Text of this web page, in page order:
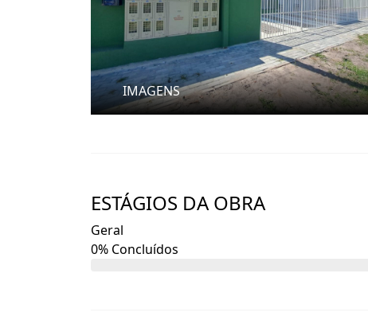
Informações Adicionais
Captação: Corretora Joyce Aragão
Para qualquer dúvida ou agendamento de
IMAGENS
ESTÁGIOS DA OBRA
Geral
0% Concluídos